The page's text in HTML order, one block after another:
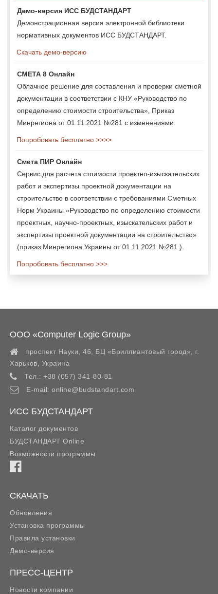
Демо-версия ИСС БУДСТАНДАРТ
Демонстрационная версия электронной библиотеки
нормативных документов ИСС БУДСТАНДАРТ.
Скачать демо-версию
СМЕТА 8 Онлайн
Облачное решение для составления и проверки сметной
документации в соответствии с КНУ «Руководство по
определению стоимости строительства», Приказ
Минрегиона от 01.11.2021 №281 с изменениями.
Попробовать бесплатно >>>>
Смета ПИР Онлайн
Сервис для расчета стоимости проектно-изыскательских
работ и экспертизы проектной документации на
строительство в соответствии с требованиями Сметных
Норм Украины «Руководство по определению стоимости
проектных, научно-проектных, изыскательских работ и
экспертизы проектной документации на строительство»
(приказ Минрегиона Украины от 01.11.2021 №281 ).
Попробовать бесплатно >>>
ООО «Computer Logic Group»
проспект Науки, 46, БЦ «Бриллиантовый город»,
г.
Харьков
Украина
Тел.: +38 (057) 341-80-81
E-mail: online@budstandart.com
ИСС БУДСТАНДАРТ
Каталог документов
БУДСТАНДАРТ Online
Возможности программы
СКАЧАТЬ
Обновления
Установка программы
Правила установки
Демо-версия
ПРЕСС-ЦЕНТР
Новости компании